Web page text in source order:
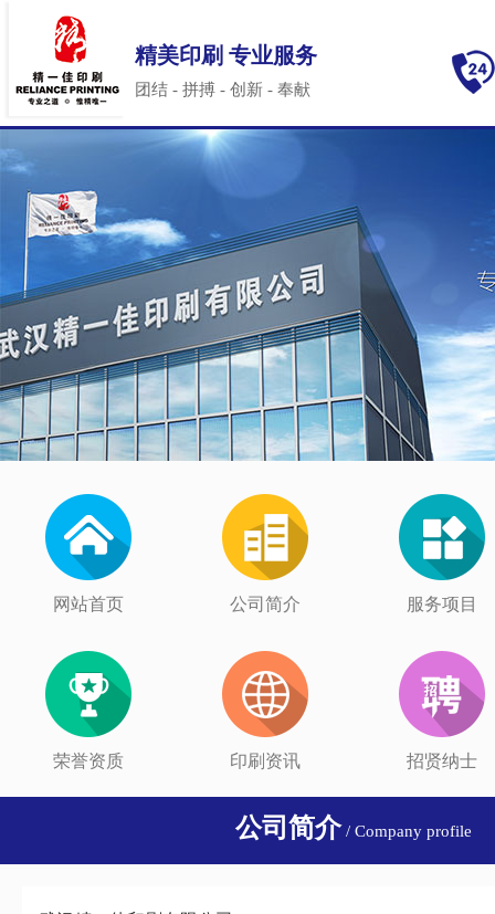
精美印刷 专业服务
团结 - 拼搏 - 创新 - 奉献
网站首页 公司简介 服务项目
荣誉资质 印刷资讯 招贤纳士
公司简介/ Company profile